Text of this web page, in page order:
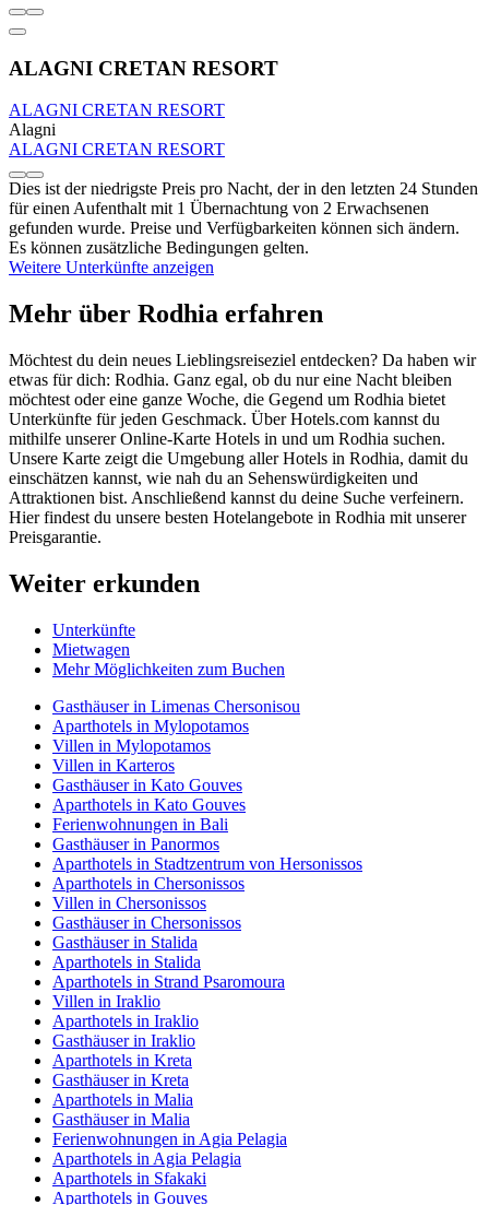
ALAGNI CRETAN RESORT
ALAGNI CRETAN RESORT
Alagni
ALAGNI CRETAN RESORT
Dies ist der niedrigste Preis pro Nacht, der in den letzten 24 Stunden
für einen Aufenthalt mit 1 Übernachtung von 2 Erwachsenen
gefunden wurde. Preise und Verfügbarkeiten können sich ändern.
Es können zusätzliche Bedingungen gelten.
Weitere Unterkünfte anzeigen
Mehr über Rodhia erfahren
Möchtest du dein neues Lieblingsreiseziel entdecken? Da haben wir
etwas für dich: Rodhia. Ganz egal, ob du nur eine Nacht bleiben
möchtest oder eine ganze Woche, die Gegend um Rodhia bietet
Unterkünfte für jeden Geschmack. Über Hotels.com kannst du
mithilfe unserer Online-Karte Hotels in und um Rodhia suchen.
Unsere Karte zeigt die Umgebung aller Hotels in Rodhia, damit du
einschätzen kannst, wie nah du an Sehenswürdigkeiten und
Attraktionen bist. Anschließend kannst du deine Suche verfeinern.
Hier findest du unsere besten Hotelangebote in Rodhia mit unserer
Preisgarantie.
Weiter erkunden
Unterkünfte
Mietwagen
Mehr Möglichkeiten zum Buchen
Gasthäuser in Limenas Chersonisou
Aparthotels in Mylopotamos
Villen in Mylopotamos
Villen in Karteros
Gasthäuser in Kato Gouves
Aparthotels in Kato Gouves
Ferienwohnungen in Bali
Gasthäuser in Panormos
Aparthotels in Stadtzentrum von Hersonissos
Aparthotels in Chersonissos
Villen in Chersonissos
Gasthäuser in Chersonissos
Gasthäuser in Stalida
Aparthotels in Stalida
Aparthotels in Strand Psaromoura
Villen in Iraklio
Aparthotels in Iraklio
Gasthäuser in Iraklio
Aparthotels in Kreta
Gasthäuser in Kreta
Aparthotels in Malia
Gasthäuser in Malia
Ferienwohnungen in Agia Pelagia
Aparthotels in Agia Pelagia
Aparthotels in Sfakaki
Aparthotels in Gouves